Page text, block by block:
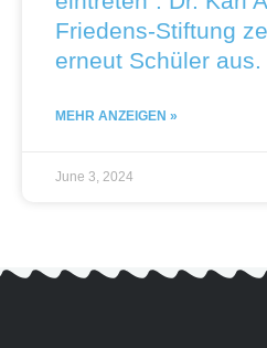
Friedens-Stiftung
erneut Schüler aus.
MEHR ANZEIGEN »
June 3, 2024